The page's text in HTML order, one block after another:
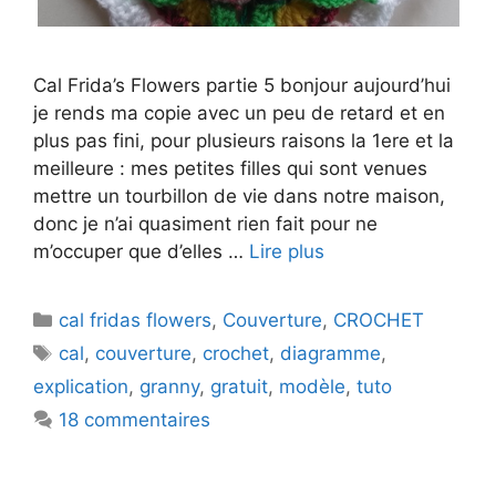
Cal Frida’s Flowers partie 5 bonjour aujourd’hui
je rends ma copie avec un peu de retard et en
plus pas fini, pour plusieurs raisons la 1ere et la
meilleure : mes petites filles qui sont venues
mettre un tourbillon de vie dans notre maison,
donc je n’ai quasiment rien fait pour ne
m’occuper que d’elles … Lire plus
Catégories
cal fridas flowers, Couverture, CROCHET
Étiquettes
cal, couverture, crochet, diagramme,
explication, granny, gratuit, modèle, tuto
18 commentaires